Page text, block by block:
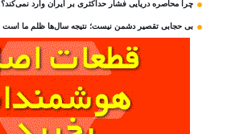
چرا محاصره دریایی فشار حداکثری بر ایران وارد نمی‌کند؟
بی‌ حجابی تقصیر دشمن نیست؛ نتیجه سال‌ها ظلم ما است